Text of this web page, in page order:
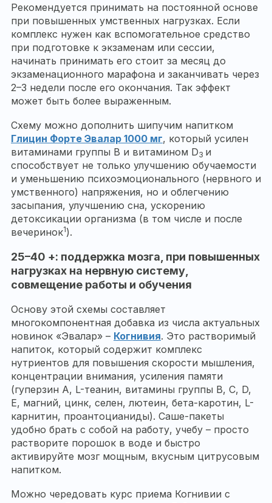
Рекомендуется принимать на постоянной основе
при повышенных умственных нагрузках. Если
комплекс нужен как вспомогательное средство
при подготовке к экзаменам или сессии,
начинать принимать его стоит за месяц до
экзаменационного марафона и заканчивать через
2–3 недели после его окончания. Так эффект
может быть более выраженным.
Схему можно дополнить шипучим напитком
Глицин Форте Эвалар 1000 мг, который усилен
витаминами группы В и витамином D3 и
способствует не только улучшению обучаемости
и уменьшению психоэмоционального (нервного и
умственного) напряжения, но и облегчению
засыпания, улучшению сна, ускорению
детоксикации организма (в том числе и после
вечеринок1).
25–40 +: поддержка мозга, при повышенных
нагрузках на нервную систему,
совмещение работы и обучения
Основу этой схемы составляет
многокомпонентная добавка из числа актуальных
новинок «Эвалар» – Когнивия. Это растворимый
напиток, который содержит комплекс
нутриентов для повышения скорости мышления,
концентрации внимания, усиления памяти
(гуперзин А, L-теанин, витамины группы В, С, D,
Е, магний, цинк, селен, лютеин, бета-каротин, L-
карнитин, проантоцианиды). Саше-пакеты
удобно брать с собой на работу, учебу – просто
растворите порошок в воде и быстро
активируйте мозг мощным, вкусным цитрусовым
напитком.
Можно чередовать курс приема Когнивии с